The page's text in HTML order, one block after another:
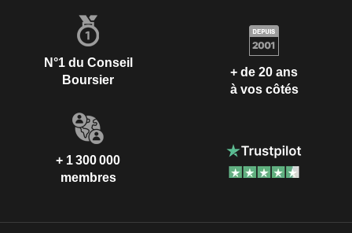
N°1 du Conseil
Boursier
+ de 20 ans
à vos côtés
+ 1 300 000
membres